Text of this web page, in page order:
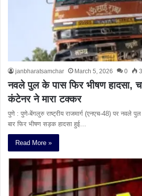
janbharatsamchar March 5, 2026 0
नवले पुल के पास फिर भीषण हादसा,
कंटेनर ने मारा टक्कर
पुणे : पुणे-बेंगलुरु राष्ट्रीय राजमार्ग (एनएच-48) पर नवले
बार फिर भीषण सड़क हादसा हुई…
Read More »